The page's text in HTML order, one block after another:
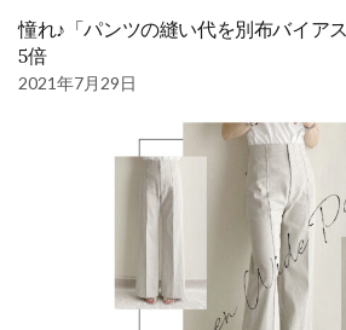
憧れ♪「パンツの縫い代を別布バイア
5倍
2021年7月29日